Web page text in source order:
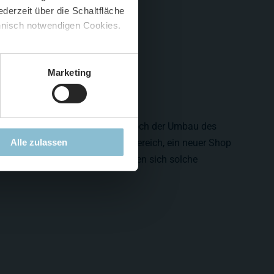
über die Schaltfläche
notwendigen Cookies.
Marketing
Alle zulassen
Projekte war und ist immer noch der Umbau des
ein komplett neuer Eingangsbereich, ein neuer Shop
kürzester Zeit verwandelten sich solche